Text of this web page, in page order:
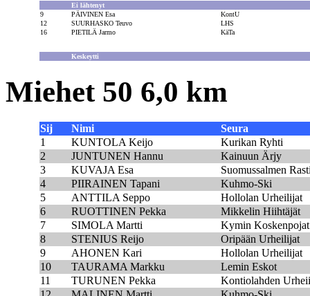
Ei lähtenyt
9
PÄIVINEN Esa
KontU
12
SUURHASKO Teuvo
LHS
16
PIETILÄ Jarmo KäTa
Keskeytti
Miehet 50 6,0 km
Sij Nimi
Seura
1
KUNTOLA Keijo
Kurikan Ryhti
2
JUNTUNEN Hannu
Kainuun Ärjy
3
KUVAJA Esa
Suomussalmen
4
PIIRAINEN Tapani
Kuhmo-Ski
5
ANTTILA Seppo
Hollolan Urheilijat
6
RUOTTINEN Pekka
Mikkelin Hiihtäjät
7
SIMOLA Martti
Kymin Koskenpojat
8
STENIUS Reijo
Oripään Urheilijat
9
AHONEN Kari
Hollolan Urheilijat
10
TAURAMA Markku
Lemin Eskot
11
TURUNEN Pekka
Kontiolahden